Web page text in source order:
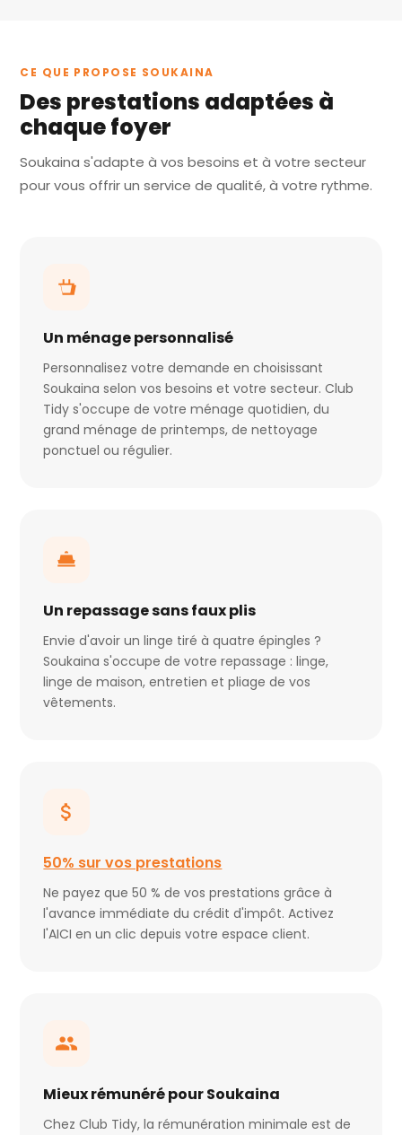
CE QUE PROPOSE SOUKAINA
Des prestations adaptées à
chaque foyer
Soukaina s'adapte à vos besoins et à votre secteur
pour vous offrir un service de qualité, à votre rythme.
Un ménage personnalisé
Personnalisez votre demande en choisissant
Soukaina selon vos besoins et votre secteur. Club
Tidy s'occupe de votre ménage quotidien, du
grand ménage de printemps, de nettoyage
ponctuel ou régulier.
Un repassage sans faux plis
Envie d'avoir un linge tiré à quatre épingles ?
Soukaina s'occupe de votre repassage : linge,
linge de maison, entretien et pliage de vos
vêtements.
50% sur vos prestations
Ne payez que 50 % de vos prestations grâce à
l'avance immédiate du crédit d'impôt. Activez
l'AICI en un clic depuis votre espace client.
Mieux rémunéré pour Soukaina
Chez Club Tidy, la rémunération minimale est de